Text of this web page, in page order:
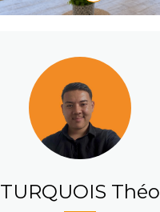
TURQUOIS Théo